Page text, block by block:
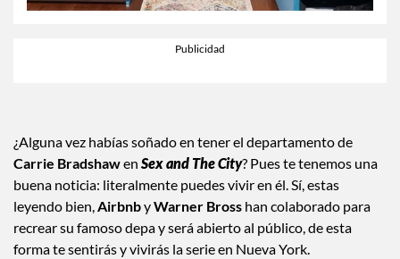
¿Alguna vez habías soñado en tener el departamento de
Carrie Bradshawen Sex and The City? Pues te tenemos una
buena noticia: literalmente puedes vivir en él. Sí, estas
leyendo bien,AirbnbyWarner Bross han colaborado para
recrear su famoso depa y será abierto al público, de esta
forma te sentirás y vivirás la serie en Nueva York.